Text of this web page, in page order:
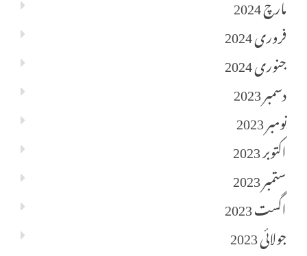
فروری 2024
جنوری 2024
دسمبر 2023
نومبر 2023
اکتوبر 2023
ستمبر 2023
اگست 2023
جولائی 2023